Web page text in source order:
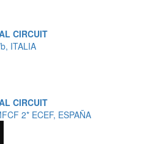
CIRCUIT
ITALIA
CIRCUIT
2* ECEF, ESPAÑA